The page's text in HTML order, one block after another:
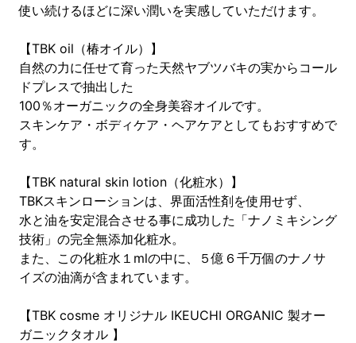
使い続けるほどに深い潤いを実感していただけます。
【TBK oil（椿オイル）】
自然の力に任せて育った天然ヤブツバキの実からコール
ドプレスで抽出した
100％オーガニックの全身美容オイルです。
スキンケア・ボディケア・ヘアケアとしてもおすすめで
す。
【TBK natural skin lotion（化粧水）】
TBKスキンローションは、界面活性剤を使用せず、
水と油を安定混合させる事に成功した「ナノミキシング
技術」の完全無添加化粧水。
また、この化粧水１mlの中に、５億６千万個のナノサ
イズの油滴が含まれています。
【TBK cosme オリジナル IKEUCHI ORGANIC 製オー
ガニックタオル 】